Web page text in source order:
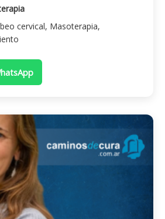
cervical, Masoterapia,